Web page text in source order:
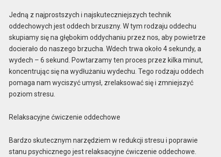
Jedną z najprostszych i najskuteczniejszych technik
oddechowych jest oddech brzuszny. W tym rodzaju oddechu
skupiamy się na głębokim oddychaniu przez nos, aby powietrze
docierało do naszego brzucha. Wdech trwa około 4 sekundy, a
wydech – 6 sekund. Powtarzamy ten proces przez kilka minut,
koncentrując się na wydłużaniu wydechu. Tego rodzaju oddech
pomaga nam wyciszyć umysł, zrelaksować się i zmniejszyć
poziom stresu.
Relaksacyjne ćwiczenie oddechowe
Bardzo skutecznym narzędziem w redukcji stresu i poprawie
stanu psychicznego jest relaksacyjne ćwiczenie oddechowe.